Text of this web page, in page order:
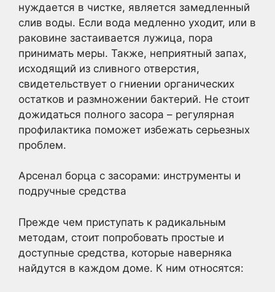
нуждается в чистке, является замедленный
слив воды. Если вода медленно уходит, или в
раковине застаивается лужица, пора
принимать меры. Также, неприятный запах,
исходящий из сливного отверстия,
свидетельствует о гниении органических
остатков и размножении бактерий. Не стоит
дожидаться полного засора – регулярная
профилактика поможет избежать серьезных
проблем.
Арсенал борца с засорами: инструменты и
подручные средства
Прежде чем приступать к радикальным
методам, стоит попробовать простые и
доступные средства, которые наверняка
найдутся в каждом доме. К ним относятся: